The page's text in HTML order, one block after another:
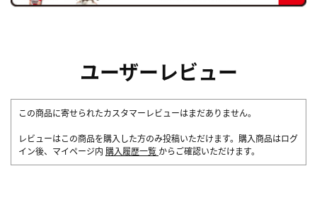
ユーザーレビュー
この商品に寄せられたカスタマーレビューはまだありません。
レビューはこの商品を購入した方のみ投稿いただけます。購入商品はログ
イン後、マイページ内 購入履歴一覧 からご確認いただけます。